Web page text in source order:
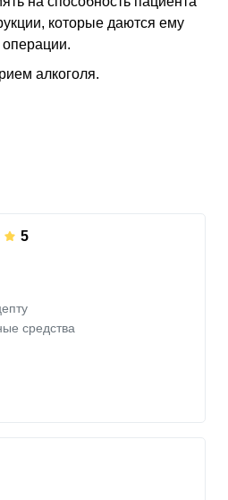
которые даются ему
алкоголя.
5
средства